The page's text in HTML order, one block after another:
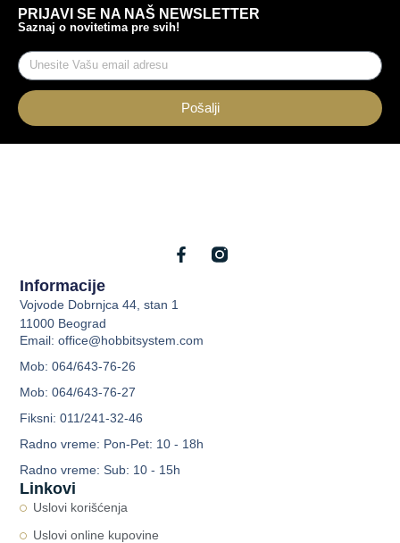
PRIJAVI SE NA NAŠ NEWSLETTER
Saznaj o novitetima pre svih!
Pošalji
Linkovi
Uslovi korišćenja
Uslovi online kupovine
Informacije
Vojvode Dobrnjca 44, stan 1
11000 Beograd
Email: office@hobbitsystem.com
Mob: 064/643-76-26
Mob: 064/643-76-27
Fiksni: 011/241-32-46
Radno vreme: Pon-Pet: 10 - 18h
Radno vreme: Sub: 10 - 15h